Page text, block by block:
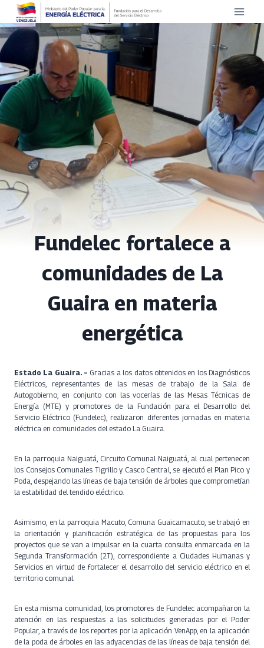
Saltar
contenido
Fundelec fortalece a
comunidades de La
Guaira en materia
energética
Estado La Guaira. – Gracias a los datos obtenidos en los Diagnósticos
Eléctricos, representantes de las mesas de trabajo de la Sala de
Autogobierno, en conjunto con las vocerías de las Mesas Técnicas de
Energía (MTE) y promotores de la Fundación para el Desarrollo del
Servicio Eléctrico (Fundelec), realizaron diferentes jornadas en materia
eléctrica en comunidades del estado La Guaira.
En la parroquia Naiguatá, Circuito Comunal Naiguatá, al cual pertenecen
los Consejos Comunales Tigrillo y Casco Central, se ejecutó el Plan Pico y
Poda, despejando las líneas de baja tensión de árboles que comprometían
la estabilidad del tendido eléctrico.
Asimismo, en la parroquia Macuto, Comuna Guaicamacuto, se trabajó en
la orientación y planificación estratégica de las propuestas para los
proyectos que se van a impulsar en la cuarta consulta enmarcada en la
Segunda Transformación (2T), correspondiente a Ciudades Humanas y
Servicios en virtud de fortalecer el desarrollo del servicio eléctrico en el
territorio comunal.
En esta misma comunidad, los promotores de Fundelec acompañaron la
atención en las respuestas a las solicitudes generadas por el Poder
Popular, a través de los reportes por la aplicación VenApp, en la aplicación
de la poda de árboles en las adyacencias de las líneas de baja tensión del